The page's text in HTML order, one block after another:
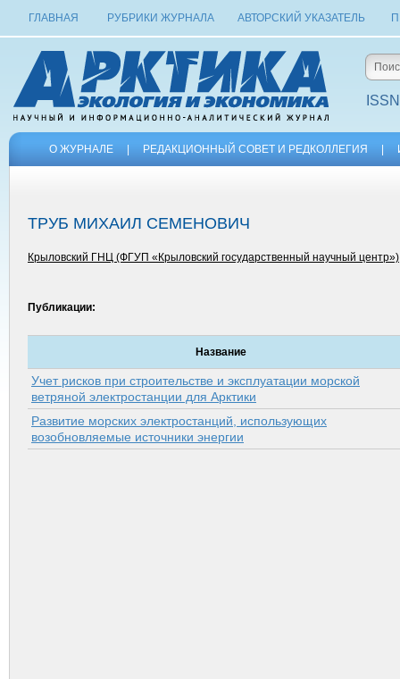
ГЛАВНАЯ РУБРИКИ ЖУРНАЛА АВТОРСКИЙ УКАЗАТЕЛЬ
О ЖУРНАЛЕ РЕДАКЦИОННЫЙ СОВЕТ И РЕДКОЛЛЕГИЯ
ТРУБ МИХАИЛ СЕМЕНОВИЧ
Крыловский ГНЦ (ФГУП «Крыловский государственный научный центр»)
Публикации:
Название
Учет рисков при строительстве и эксплуатации морской
ветряной электростанции для Арктики
Развитие морских электростанций, использующих
возобновляемые источники энергии